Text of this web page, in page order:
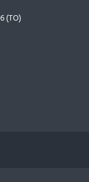
(TO)